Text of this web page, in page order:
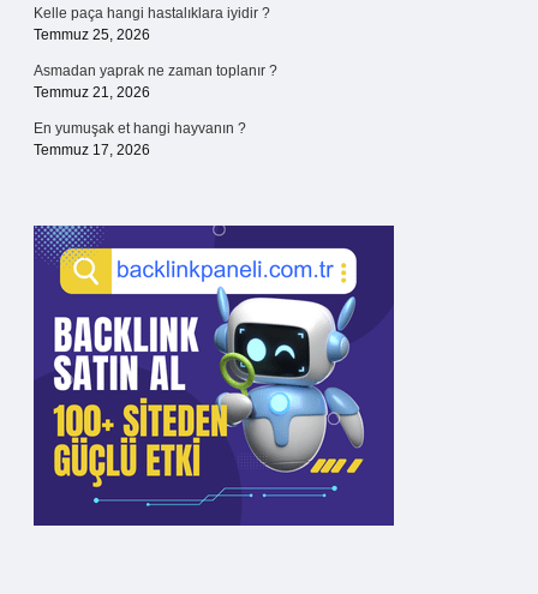
Kelle paça hangi hastalıklara iyidir ?
Temmuz 25, 2026
Asmadan yaprak ne zaman toplanır ?
Temmuz 21, 2026
En yumuşak et hangi hayvanın ?
Temmuz 17, 2026